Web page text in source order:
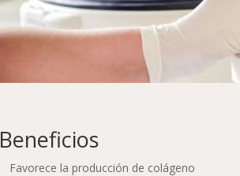
Beneficios
Favorece la producción de colágeno